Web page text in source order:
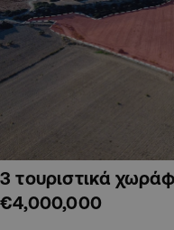
3 τουριστικά
€4,000,000